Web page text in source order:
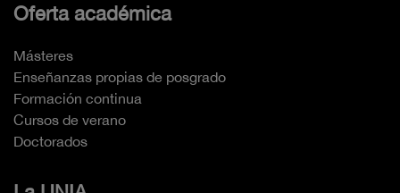
Oferta académica
Másteres
Enseñanzas propias de posgrado
Formación continua
Cursos de verano
Doctorados